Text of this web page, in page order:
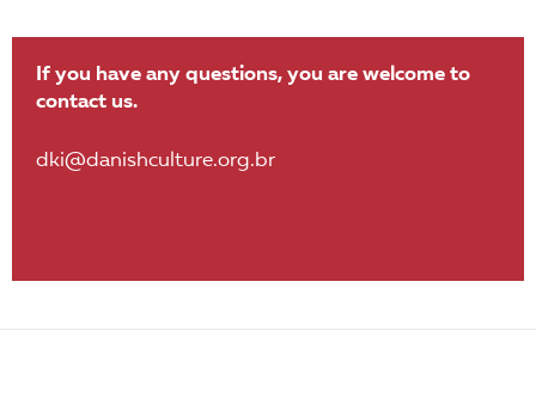
If you have any questions, you are welcome to
contact us.
dki@danishculture.org.br